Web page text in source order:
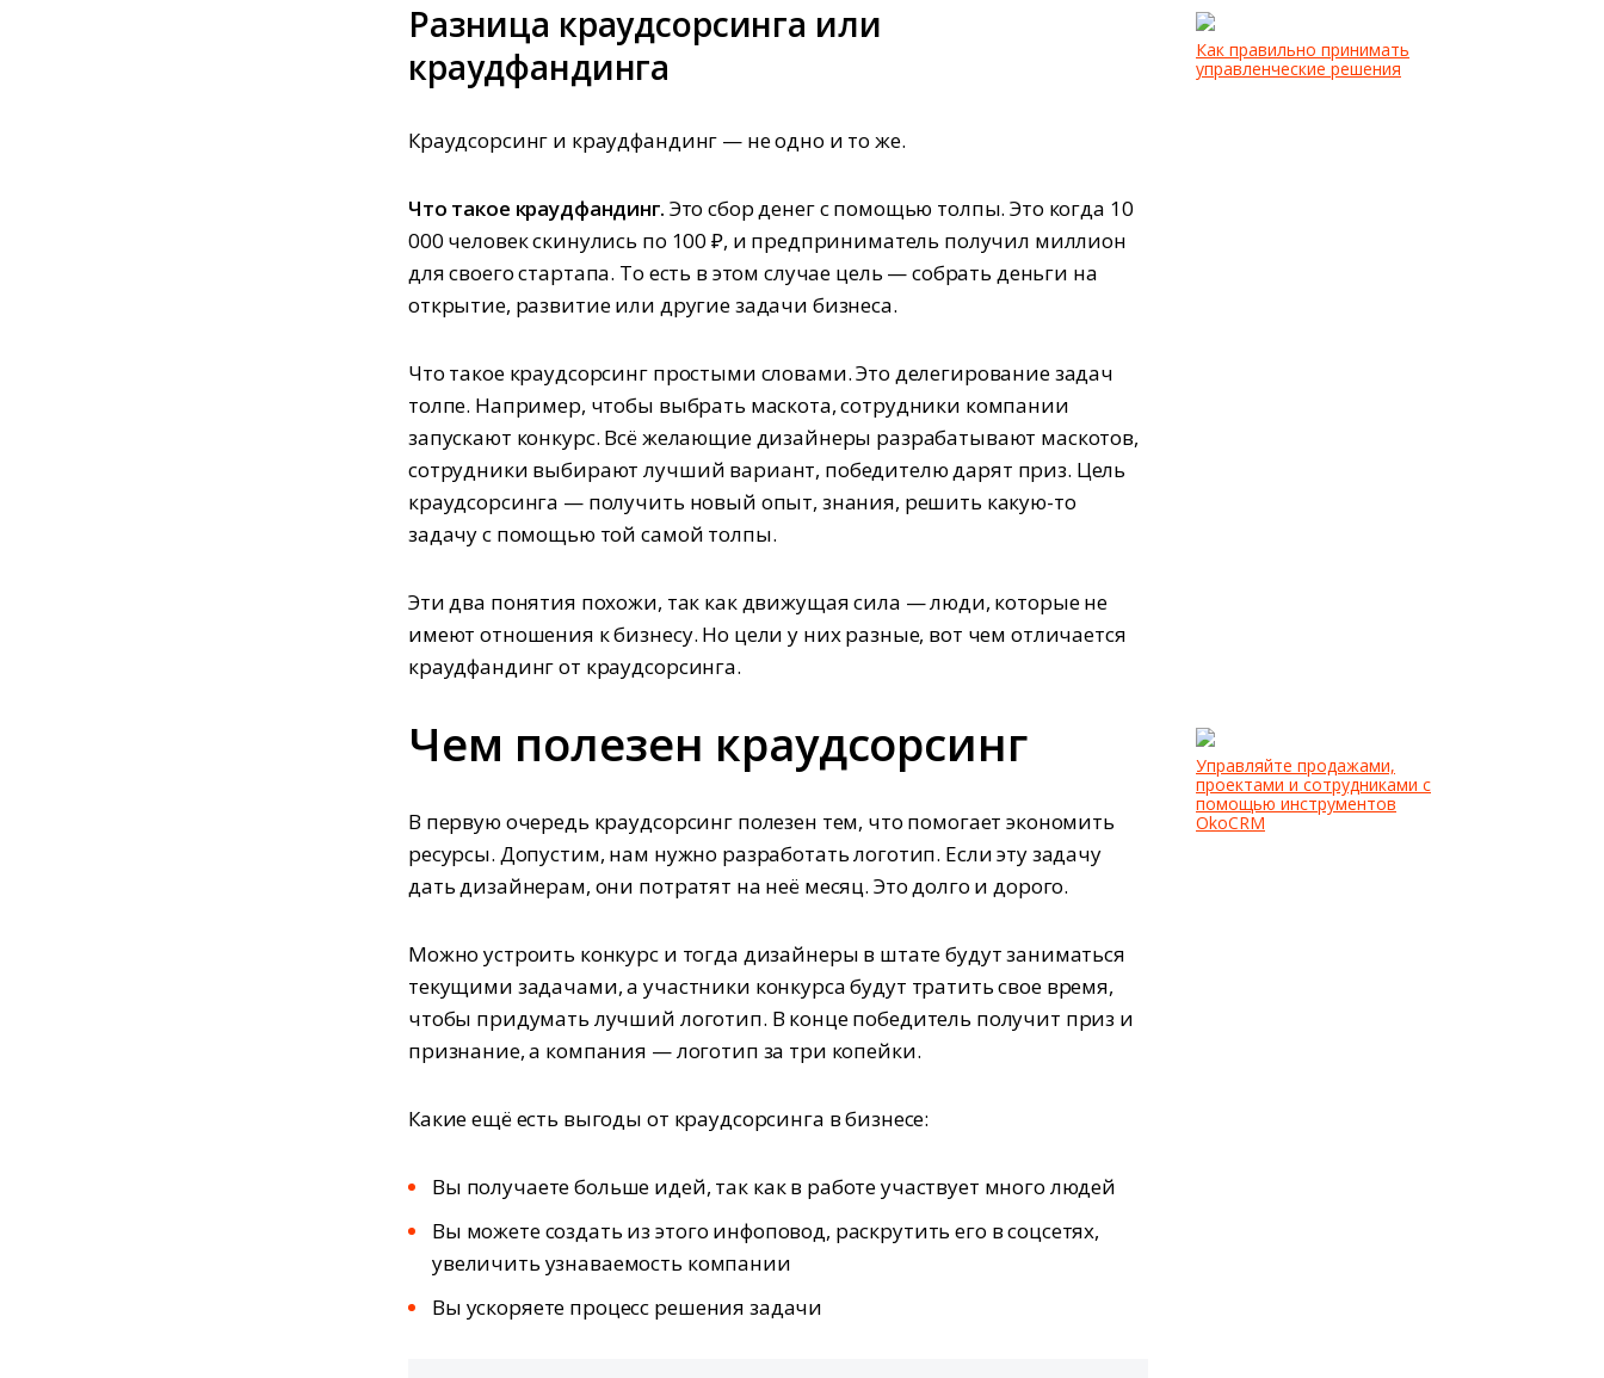
Разница краудсорсинга или
краудфандинга
Краудсорсинг и краудфандинг — не одно и то же.
Что такое краудфандинг. Это сбор денег с помощью толпы. Это когда 10
000 человек скинулись по 100 ₽, и предприниматель получил миллион
для своего стартапа. То есть в этом случае цель — собрать деньги на
открытие, развитие или другие задачи бизнеса.
Что такое краудсорсинг простыми словами. Это делегирование задач
толпе. Например, чтобы выбрать маскота, сотрудники компании
запускают конкурс. Всё желающие дизайнеры разрабатывают маскотов,
сотрудники выбирают лучший вариант, победителю дарят приз. Цель
краудсорсинга — получить новый опыт, знания, решить какую-то
задачу с помощью той самой толпы.
Эти два понятия похожи, так как движущая сила — люди, которые не
имеют отношения к бизнесу. Но цели у них разные, вот чем отличается
краудфандинг от краудсорсинга.
Как правильно принимать
управленческие решения
Чем полезен краудсорсинг
В первую очередь краудсорсинг полезен тем, что помогает экономить
ресурсы. Допустим, нам нужно разработать логотип. Если эту задачу
дать дизайнерам, они потратят на неё месяц. Это долго и дорого.
Можно устроить конкурс и тогда дизайнеры в штате будут заниматься
текущими задачами, а участники конкурса будут тратить свое время,
чтобы придумать лучший логотип. В конце победитель получит приз и
признание, а компания — логотип за три копейки.
Какие ещё есть выгоды от краудсорсинга в бизнесе:
Вы получаете больше идей, так как в работе участвует много людей
Вы можете создать из этого инфоповод, раскрутить его в соцсетях,
увеличить узнаваемость компании
Вы ускоряете процесс решения задачи
Управляйте продажами,
проектами и сотрудниками с
помощью инструментов
OkoCRM